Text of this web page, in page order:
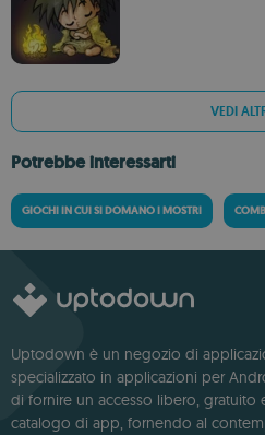
VEDI
Potrebbe interessarti
GIOCHI IN CUI SI DOMANO I MOSTRI
Uptodown è un negozio di
specializzato in applicazioni per
di fornire un accesso libero, gratuito
catalogo di app, fornendo al